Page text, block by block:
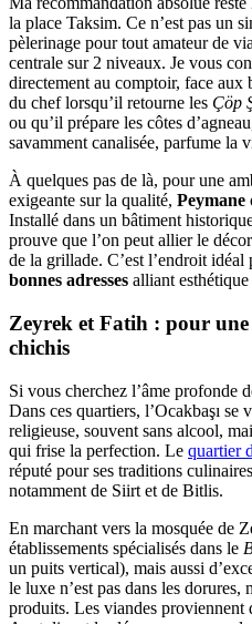
la place Taksim. Ce n’est pas un
pèlerinage pour tout amateur de
centrale sur 2 niveaux. Je vous
directement au comptoir, face aux
du chef lorsqu’il retourne les Çöp
ou qu’il prépare les côtes
savamment canalisée, parfume la
À quelques pas de là, pour une
exigeante sur la qualité, Peymane
Installé dans un bâtiment
prouve que l’on peut allier le
de la grillade. C’est l’endroit
bonnes adresses alliant
Zeyrek et Fatih : pour
chichis
Si vous cherchez l’âme profonde
Dans ces quartiers, l’Ocakbaşı
religieuse, souvent sans alcool,
qui frise la perfection. Le quartier
réputé pour ses traditions
notamment de Siirt et de Bitlis.
En marchant vers la mosquée de
établissements spécialisés dans le
un puits vertical), mais aussi
le luxe n’est pas dans les dorures,
produits. Les viandes proviennent